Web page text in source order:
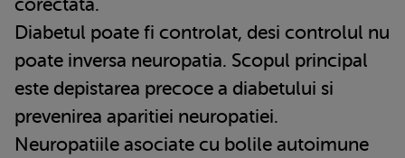
corectata.
Diabetul poate fi controlat, desi controlul nu
poate inversa neuropatia. Scopul principal
este depistarea precoce a diabetului si
prevenirea aparitiei neuropatiei.
Neuropatiile asociate cu bolile autoimune